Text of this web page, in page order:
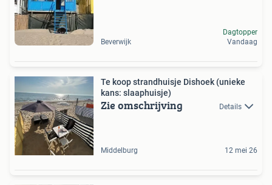
Beverwijk
Dagtopper
Vandaag
Te koop strandhuisje Dishoek (unieke
kans: slaaphuisje)
Zie omschrijving Details
Middelburg 12 mei 26